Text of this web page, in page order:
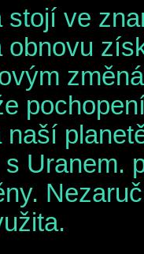
stojí ve
naší
Uranem.